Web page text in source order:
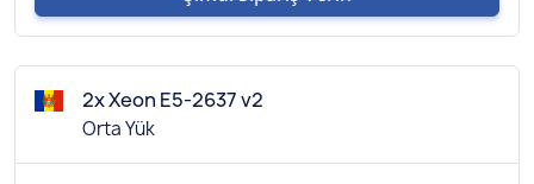
2x Xeon E5-2637 v2
Orta Yük